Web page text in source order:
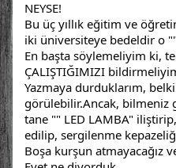
NEYSE!
Bu üç yıllık eğitim ve
iki üniversiteye bedeldir o
En başta söylemeliyim ki,
ÇALIŞTIĞIMIZI
Yazmaya durduklarım,
görülebilir.Ancak, bilmeniz
tane "" LED LAMBA"
edilip, sergilenme
Boşa kurşun atmayacağız